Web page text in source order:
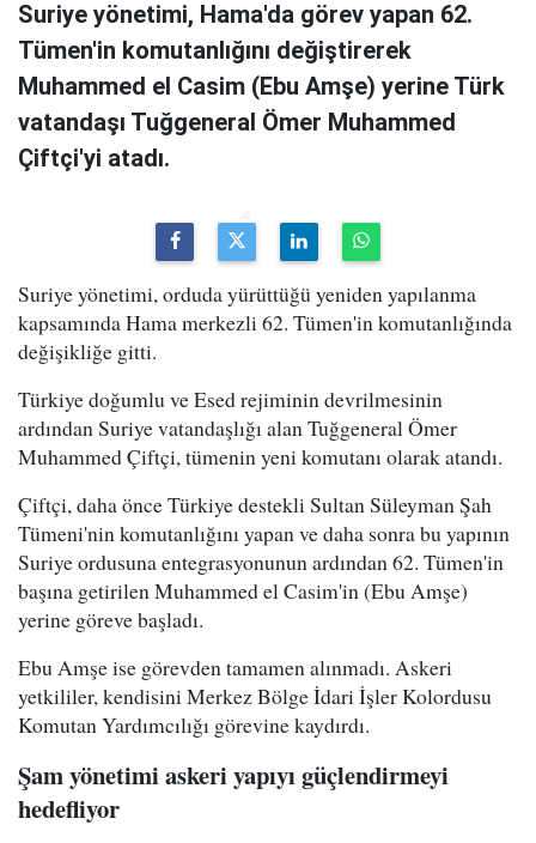
Suriye yönetimi, Hama'da görev yapan 62.
Tümen'in komutanlığını değiştirerek
Muhammed el Casim (Ebu Amşe) yerine Türk
vatandaşı Tuğgeneral Ömer Muhammed
Çiftçi'yi atadı.
Suriye yönetimi, orduda yürüttüğü yeniden yapılanma
kapsamında Hama merkezli 62. Tümen'in komutanlığında
değişikliğe gitti.
Türkiye doğumlu ve Esed rejiminin devrilmesinin
ardından Suriye vatandaşlığı alan Tuğgeneral Ömer
Muhammed Çiftçi, tümenin yeni komutanı olarak atandı.
Çiftçi, daha önce Türkiye destekli Sultan Süleyman Şah
Tümeni'nin komutanlığını yapan ve daha sonra bu yapının
Suriye ordusuna entegrasyonunun ardından 62. Tümen'in
başına getirilen Muhammed el Casim'in (Ebu Amşe)
yerine göreve başladı.
Ebu Amşe ise görevden tamamen alınmadı. Askeri
yetkililer, kendisini Merkez Bölge İdari İşler Kolordusu
Komutan Yardımcılığı görevine kaydırdı.
Şam yönetimi askeri yapıyı güçlendirmeyi
hedefliyor